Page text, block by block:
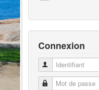
Connexion
Identifiant
Mot de passe